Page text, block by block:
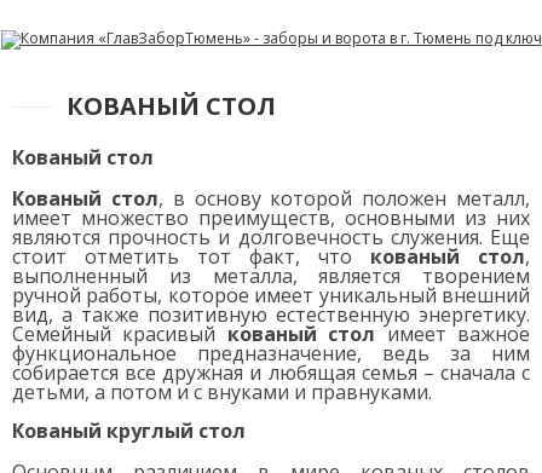
КОВАНЫЙ СТОЛ
Кованый стол
Кованый стол, в основу которой положен металл,
имеет множество преимуществ, основными из них
являются прочность и долговечность служения. Еще
стоит отметить тот факт, что кованый стол,
выполненный из металла, является творением
ручной работы, которое имеет уникальный внешний
вид, а также позитивную естественную энергетику.
Семейный красивый кованый стол имеет важное
функциональное предназначение, ведь за ним
собирается все дружная и любящая семья – сначала с
детьми, а потом и с внуками и правнуками.
Кованый круглый стол